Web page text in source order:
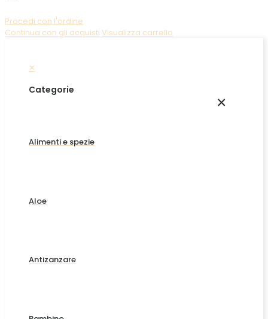
Procedi con l'ordine
Continua con gli acquisti Visualizza carrello
✕
×
Categorie
Alimenti e spezie
Aloe
Antizanzare